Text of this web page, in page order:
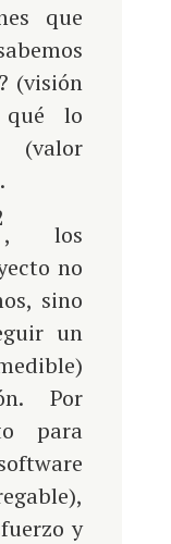
que
(visión
qué lo
(valor
, los
no
sino
un
Por
para
y